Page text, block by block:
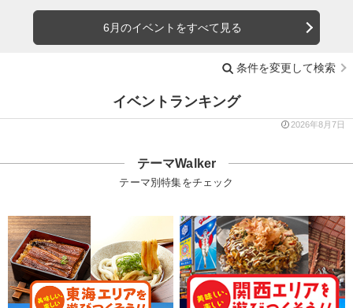
6月のイベントをすべて見る
条件を変更して検索
イベントランキング
2026年8月7日
テーマWalker
テーマ別特集をチェック